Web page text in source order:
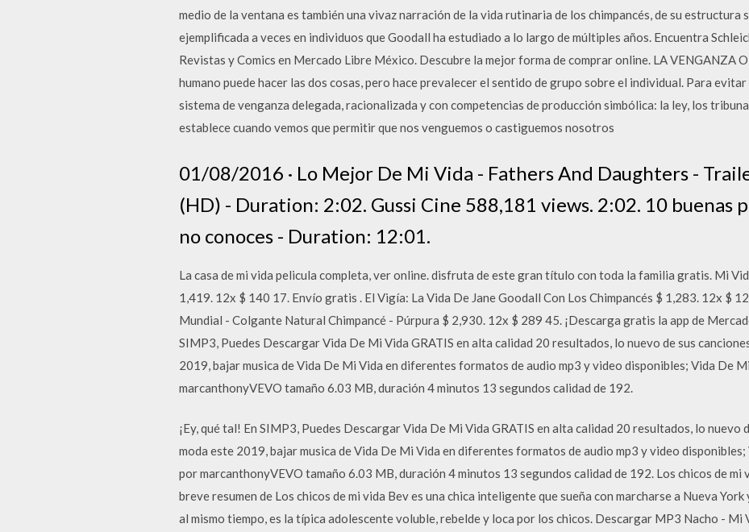
medio de la ventana es también una vivaz narración de la vida rutinaria de los chimpancés, de su estructura
ejemplificada a veces en individuos que Goodall ha estudiado a lo largo de múltiples años. Encuentra
Revistas y Comics en Mercado Libre México. Descubre la mejor forma de comprar online. LA VENGANZA
humano puede hacer las dos cosas, pero hace prevalecer el sentido de grupo sobre el individual. Para
sistema de venganza delegada, racionalizada y con competencias de producción simbólica: la ley, los
establece cuando vemos que permitir que nos venguemos o castiguemos nosotros
01/08/2016 · Lo Mejor De Mi Vida - Fathers And Daughters -
(HD) - Duration: 2:02. Gussi Cine 588,181 views. 2:02. 10 buenas
no conoces - Duration: 12:01.
La casa de mi vida pelicula completa, ver online. disfruta de este gran título con toda la familia gratis. Mi
1,419. 12x $ 140 17. Envío gratis . El Vigía: La Vida De Jane Goodall Con Los Chimpancés $ 1,283. 12x $
Mundial - Colgante Natural Chimpancé - Púrpura $ 2,930. 12x $ 289 45. ¡Descarga gratis la app de
SIMP3, Puedes Descargar Vida De Mi Vida GRATIS en alta calidad 20 resultados, lo nuevo de sus
2019, bajar musica de Vida De Mi Vida en diferentes formatos de audio mp3 y video disponibles; Vida De
marcanthonyVEVO tamaño 6.03 MB, duración 4 minutos 13 segundos calidad de 192.
¡Ey, qué tal! En SIMP3, Puedes Descargar Vida De Mi Vida GRATIS en alta calidad 20 resultados, lo nuevo
moda este 2019, bajar musica de Vida De Mi Vida en diferentes formatos de audio mp3 y video
por marcanthonyVEVO tamaño 6.03 MB, duración 4 minutos 13 segundos calidad de 192. Los chicos de mi
breve resumen de Los chicos de mi vida Bev es una chica inteligente que sueña con marcharse a Nueva
al mismo tiempo, es la típica adolescente voluble, rebelde y loca por los chicos. Descargar MP3 Nacho -